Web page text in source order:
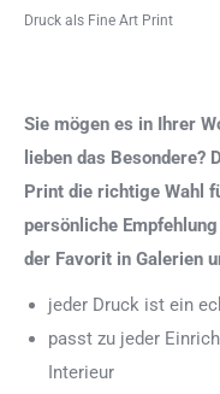
Druck als Fine Art Print
Sie mögen es in Ihrer
lieben das Besondere?
Print die richtige Wahl
persönliche
der Favorit in Galerien
jeder Druck ist ein
passt zu jeder
Interieur